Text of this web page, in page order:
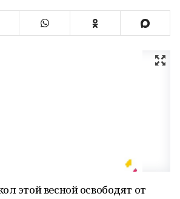
этой весной освободят от